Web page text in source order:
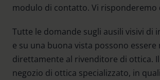
modulo di contatto. Vi risponderemo
Tutte le domande sugli ausili visivi di
e su una buona vista possono essere
direttamente al rivenditore di ottica.
negozio di ottica specializzato, in